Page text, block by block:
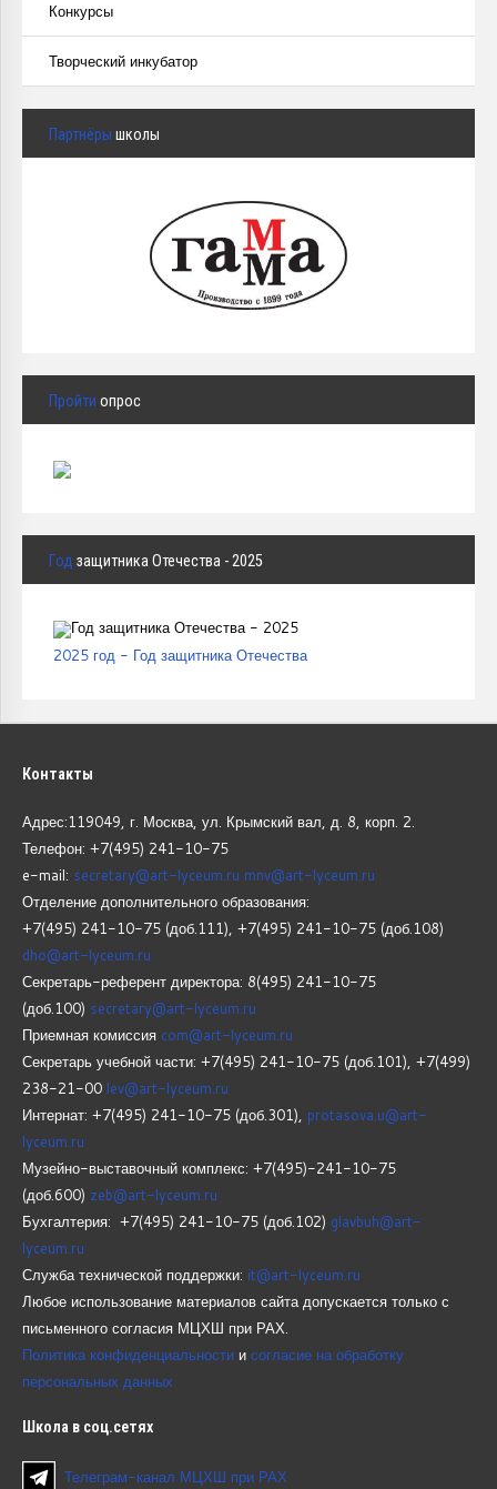
Конкурсы
Творческий инкубатор
Партнёры школы
Пройти опрос
Год защитника Отечества - 2025
2025 год - Год защитника Отечества
Контакты
Адрес:119049, г. Москва, ул. Крымский вал, д. 8, корп. 2.
Телефон: +7(495) 241-10-75
e-mail: secretary@art-lyceum.ru mnv@art-lyceum.ru
Отделение дополнительного образования:
+7(495) 241-10-75 (доб.111), +7(495) 241-10-75 (доб.108)
dho@art-lyceum.ru
Секретарь-референт директора: 8(495) 241-10-75
(доб.100) secretary@art-lyceum.ru
Приемная комиссия com@art-lyceum.ru
Секретарь учебной части: +7(495) 241-10-75 (доб.101), +7(499)
238-21-00 lev@art-lyceum.ru
Интернат: +7(495) 241-10-75 (доб.301), protasova.u@art-
lyceum.ru
Музейно-выставочный комплекс: +7(495)-241-10-75
(доб.600) zeb@art-lyceum.ru
Бухгалтерия: +7(495) 241-10-75 (доб.102) glavbuh@art-
lyceum.ru
Служба технической поддержки: it@art-lyceum.ru
Любое использование материалов сайта допускается только с
письменного согласия МЦХШ при РАХ.
Политика конфиденциальности и согласие на обработку
персональных данных
Школа в соц.сетях
Телеграм-канал МЦХШ при РАХ